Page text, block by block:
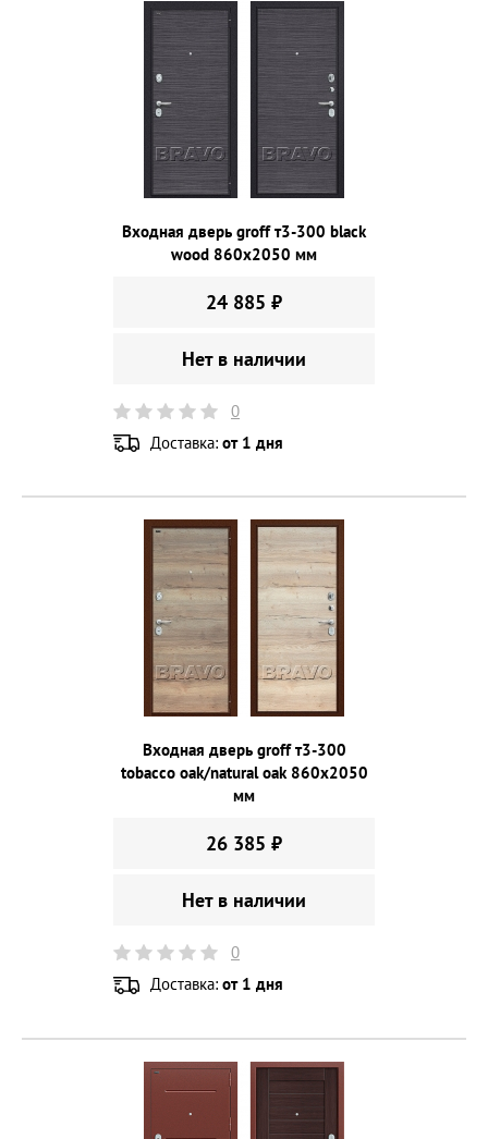
Входная дверь groff т3-300 black
wood 860х2050 мм
24 885 ₽
Нет в наличии
0
Доставка: от 1 дня
Входная дверь groff т3-300
tobacco oak/natural oak 860х2050
мм
26 385 ₽
Нет в наличии
0
Доставка: от 1 дня